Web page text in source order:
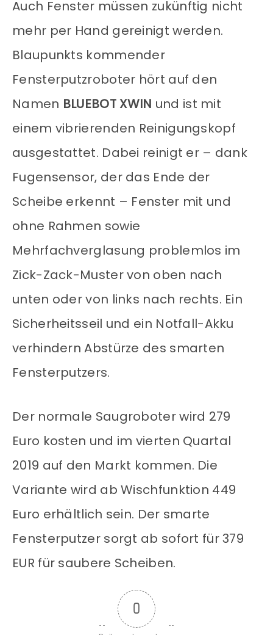
Auch Fenster müssen zukünftig nicht
mehr per Hand gereinigt werden.
Blaupunkts kommender
Fensterputzroboter hört auf den
Namen BLUEBOT XWIN und ist mit
einem vibrierenden Reinigungskopf
ausgestattet. Dabei reinigt er – dank
Fugensensor, der das Ende der
Scheibe erkennt – Fenster mit und
ohne Rahmen sowie
Mehrfachverglasung problemlos im
Zick-Zack-Muster von oben nach
unten oder von links nach rechts. Ein
Sicherheitsseil und ein Notfall-Akku
verhindern Abstürze des smarten
Fensterputzers.
Der normale Saugroboter wird 279
Euro kosten und im vierten Quartal
2019 auf den Markt kommen. Die
Variante wird ab Wischfunktion 449
Euro erhältlich sein. Der smarte
Fensterputzer sorgt ab sofort für 379
EUR für saubere Scheiben.
0